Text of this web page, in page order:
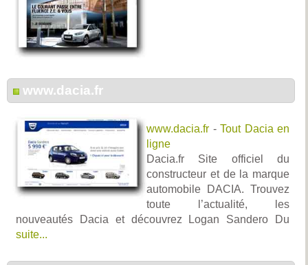
www.dacia.fr
www.dacia.fr - Tout Dacia en
ligne
Dacia.fr Site officiel du
constructeur et de la marque
automobile DACIA. Trouvez
toute l’actualité, les
nouveautés Dacia et découvrez Logan Sandero Du
suite...